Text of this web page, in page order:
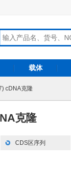
载体
cDNA克隆
克隆
CDS区序列